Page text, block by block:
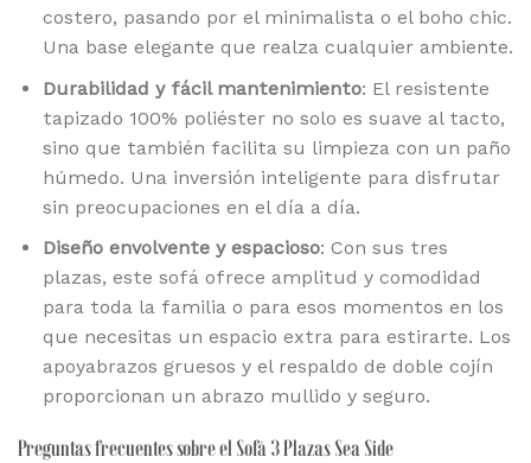
costero, pasando por el minimalista o el boho chic.
Una base elegante que realza cualquier ambiente.
Durabilidad y fácil mantenimiento: El resistente
tapizado 100% poliéster no solo es suave al tacto,
sino que también facilita su limpieza con un paño
húmedo. Una inversión inteligente para disfrutar
sin preocupaciones en el día a día.
Diseño envolvente y espacioso: Con sus tres
plazas, este sofá ofrece amplitud y comodidad
para toda la familia o para esos momentos en los
que necesitas un espacio extra para estirarte. Los
apoyabrazos gruesos y el respaldo de doble cojín
proporcionan un abrazo mullido y seguro.
Preguntas frecuentes sobre el Sofá 3 Plazas Sea Side